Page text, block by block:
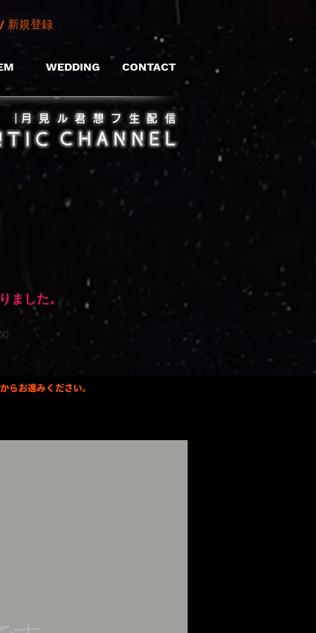
新規登録
WEDDING CONTACT
​｜月見ル君想フ生配信
ました。
お進みください。